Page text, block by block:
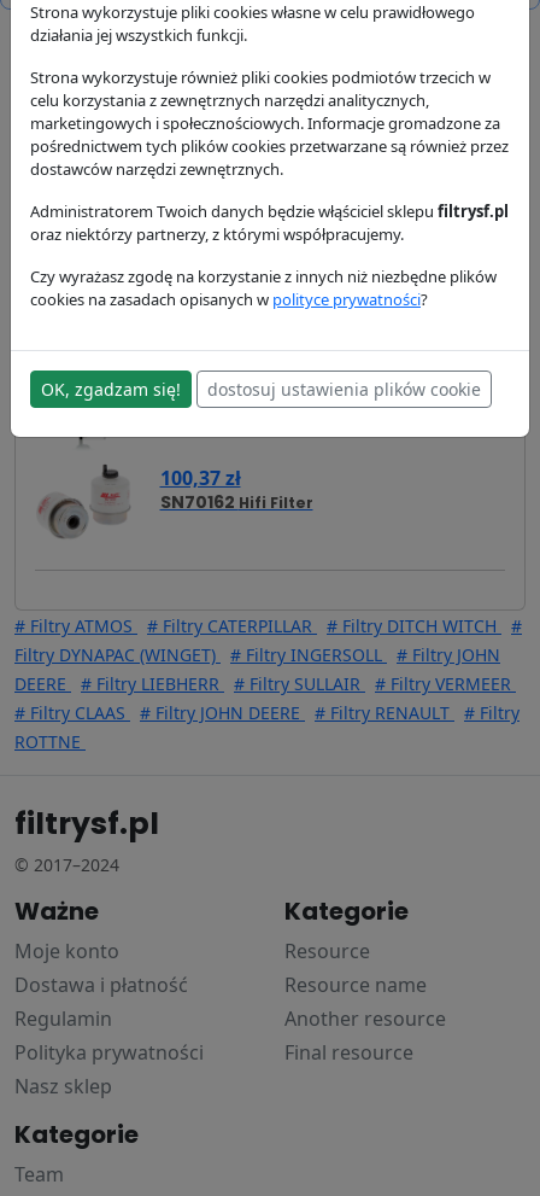
dostępność:
brak w magazynie
wysyłka:24/48 h
Zamienniki Cross Reference
Dostawa i płatność
Zamienniki - Filtr paliwa SK3478
94,41 zł
96,41 zł
WK8118Mann Filter
100,37 zł
SN70162 Hifi Filter
# Filtry ATMOS # Filtry CATERPILLAR # Filtry DITCH WITCH
#
Filtry DYNAPAC (WINGET)
# Filtry INGERSOLL
# Filtry JOHN
DEERE
# Filtry LIEBHERR # Filtry SULLAIR
# Filtry VERMEER
# Filtry CLAAS
# Filtry JOHN DEERE # Filtry RENAULT
# Filtry
ROTTNE
filtrysf.pl
© 2017–2024
Ważne
Moje konto
Dostawa i płatność
Regulamin
Polityka prywatności
Nasz sklep
Kategorie
Resource
Resource name
Another resource
Final resource
Kategorie
Team
Strona wykorzystuje pliki cookies własne w celu prawidłowego
działania jej wszystkich funkcji.
Strona wykorzystuje również pliki cookies podmiotów trzecich w
celu korzystania z zewnętrznych narzędzi analitycznych,
marketingowych i społecznościowych. Informacje gromadzone za
pośrednictwem tych plików cookies przetwarzane są również przez
dostawców narzędzi zewnętrznych.
Administratorem Twoich danych będzie włąściciel sklepu filtrysf.pl
oraz niektórzy partnerzy, z którymi współpracujemy.
Czy wyrażasz zgodę na korzystanie z innych niż niezbędne plików
cookies na zasadach opisanych w polityce prywatności?
OK, zgadzam się! dostosuj ustawienia plików cookie